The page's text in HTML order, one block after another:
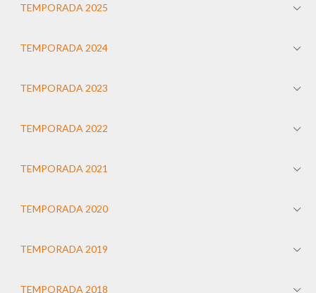
TEMPORADA 2025
TEMPORADA 2024
TEMPORADA 2023
TEMPORADA 2022
TEMPORADA 2021
TEMPORADA 2020
TEMPORADA 2019
TEMPORADA 2018